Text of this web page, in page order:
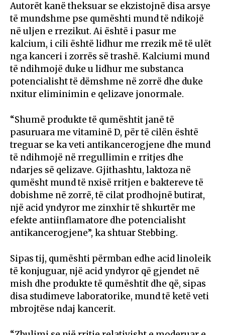
Autorët kanë theksuar se ekzistojnë disa arsye
të mundshme pse qumështi mund të ndikojë
në uljen e rrezikut. Ai është i pasur me
kalcium, i cili është lidhur me rrezik më të ulët
nga kanceri i zorrës së trashë. Kalciumi mund
të ndihmojë duke u lidhur me substanca
potencialisht të dëmshme në zorrë dhe duke
nxitur eliminimin e qelizave jonormale.
“Shumë produkte të qumështit janë të
pasuruara me vitaminë D, për të cilën është
treguar se ka veti antikancerogjene dhe mund
të ndihmojë në rregullimin e rritjes dhe
ndarjes së qelizave. Gjithashtu, laktoza në
qumësht mund të nxisë rritjen e baktereve të
dobishme në zorrë, të cilat prodhojnë butirat,
një acid yndyror me zinxhir të shkurtër me
efekte antiinflamatore dhe potencialisht
antikancerogjene”, ka shtuar Stebbing.
Sipas tij, qumështi përmban edhe acid linoleik
të konjuguar, një acid yndyror që gjendet në
mish dhe produkte të qumështit dhe që, sipas
disa studimeve laboratorike, mund të ketë veti
mbrojtëse ndaj kancerit.